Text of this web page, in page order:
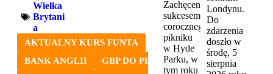
Wielka
Brytani
a
AKTUALNY KURS FUNTA
BANK ANGLII
GBP DO PLN
Zachęceni
sukcesem
corocznego
pikniku
w Hyde
Parku, w
tym roku
Londynu.
Do
zdarzenia
doszło w
środę, 5
sierpnia